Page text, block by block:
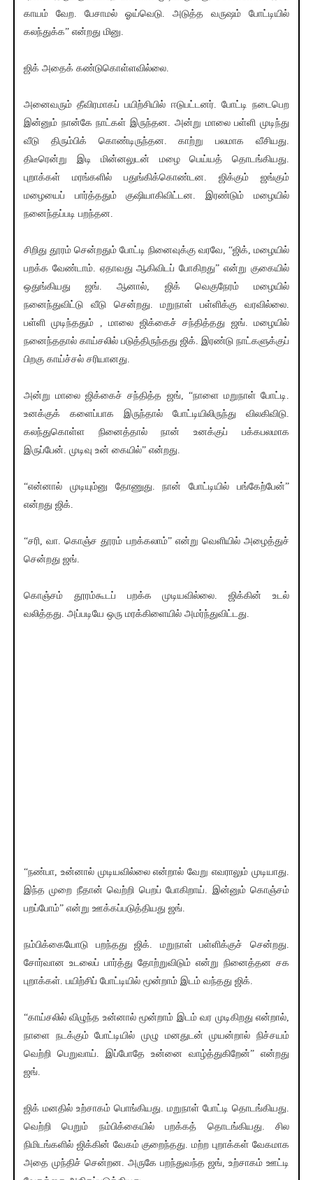
காயம் வேற. பேசாமல் ஓய்வெடு. அடுத்த வருஷம் போட்டியில்
கலந்துக்க” என்றது மினு.
ஜிக் அதைக் கண்டுகொள்ளவில்லை.
அனைவரும் தீவிரமாகப் பயிற்சியில் ஈடுபட்டனர். போட்டி நடைபெற
இன்னும் நான்கே நாட்கள் இருந்தன. அன்று மாலை பள்ளி முடிந்து
வீடு திரும்பிக் கொண்டிருந்தன. காற்று பலமாக வீசியது.
திடீரென்று இடி மின்னலுடன் மழை பெய்யத் தொடங்கியது.
புறாக்கள் மரங்களில் பதுங்கிக்கொண்டன. ஜிக்கும் ஜங்கும்
மழையைப் பார்த்ததும் குஷியாகிவிட்டன. இரண்டும் மழையில்
நனைந்தப்படி பறந்தன.
சிறிது தூரம் சென்றதும் போட்டி நினைவுக்கு வரவே, “ஜிக், மழையில்
பறக்க வேண்டாம். ஏதாவது ஆகிவிடப் போகிறது” என்று குகையில்
ஒதுங்கியது ஜங். ஆனால், ஜிக் வெகுநேரம் மழையில்
நனைந்துவிட்டு வீடு சென்றது. மறுநாள் பள்ளிக்கு வரவில்லை.
பள்ளி முடிந்ததும் , மாலை ஜிக்கைச் சந்தித்தது ஜங். மழையில்
நனைந்ததால் காய்சலில் படுத்திருந்தது ஜிக். இரண்டு நாட்களுக்குப்
பிறகு காய்ச்சல் சரியானது.
அன்று மாலை ஜிக்கைச் சந்தித்த ஜங், “நாளை மறுநாள் போட்டி.
உனக்குக் களைப்பாக இருந்தால் போட்டியிலிருந்து விலகிவிடு.
கலந்துகொள்ள நினைத்தால் நான் உனக்குப் பக்கபலமாக
இருப்பேன். முடிவு உன் கையில்” என்றது.
“என்னால் முடியும்னு தோணுது. நான் போட்டியில் பங்கேற்பேன்”
என்றது ஜிக்.
“சரி, வா. கொஞ்ச தூரம் பறக்கலாம்” என்று வெளியில் அழைத்துச்
சென்றது ஜங்.
கொஞ்சம் தூரம்கூடப் பறக்க முடியவில்லை. ஜிக்கின் உடல்
வலித்தது. அப்படியே ஒரு மரக்கிளையில் அமர்ந்துவிட்டது.
“நண்பா, உன்னால் முடியவில்லை என்றால் வேறு எவராலும் முடியாது.
இந்த முறை நீதான் வெற்றி பெறப் போகிறாய். இன்னும் கொஞ்சம்
பறப்போம்” என்று ஊக்கப்படுத்தியது ஜங்.
நம்பிக்கையோடு பறந்தது ஜிக். மறுநாள் பள்ளிக்குச் சென்றது.
சோர்வான உடலைப் பார்த்து தோற்றுவிடும் என்று நினைத்தன சக
புறாக்கள். பயிற்சிப் போட்டியில் மூன்றாம் இடம் வந்தது ஜிக்.
“காய்சலில் விழுந்த உன்னால் மூன்றாம் இடம் வர முடிகிறது என்றால்,
நாளை நடக்கும் போட்டியில் முழு மனதுடன் முயன்றால் நிச்சயம்
வெற்றி பெறுவாய். இப்போதே உன்னை வாழ்த்துகிறேன்” என்றது
ஜங்.
ஜிக் மனதில் உற்சாகம் பொங்கியது. மறுநாள் போட்டி தொடங்கியது.
வெற்றி பெறும் நம்பிக்கையில் பறக்கத் தொடங்கியது. சில
நிமிடங்களில் ஜிக்கின் வேகம் குறைந்தது. மற்ற புறாக்கள் வேகமாக
அதை முந்திச் சென்றன. அருகே பறந்துவந்த ஜங், உற்சாகம் ஊட்டி